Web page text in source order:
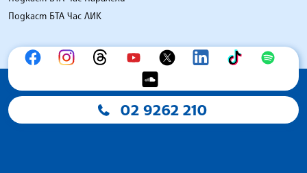
Подкаст БТА Час ЛИК
02 9262 210